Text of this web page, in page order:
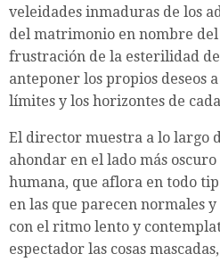
veleidades inmaduras de los
del matrimonio en nombre
frustración de la esterilidad
anteponer los propios deseos
límites y los horizontes de
El director muestra a lo largo
ahondar en el lado más
humana, que aflora en todo
en las que parecen normales
con el ritmo lento y
espectador las cosas